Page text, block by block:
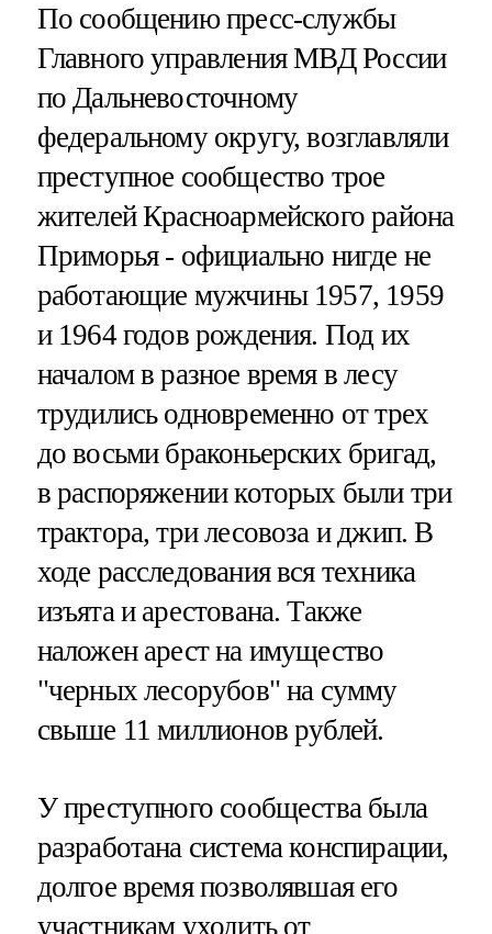
По сообщению пресс-службы
Главного управления МВД России
по Дальневосточному
федеральному округу, возглавляли
преступное сообщество трое
жителей Красноармейского района
Приморья - официально нигде не
работающие мужчины 1957, 1959
и 1964 годов рождения. Под их
началом в разное время в лесу
трудились одновременно от трех
до восьми браконьерских бригад,
в распоряжении которых были три
трактора, три лесовоза и джип. В
ходе расследования вся техника
изъята и арестована. Также
наложен арест на имущество
"черных лесорубов" на сумму
свыше 11 миллионов рублей.
У преступного сообщества была
разработана система конспирации,
долгое время позволявшая его
участникам уходить от